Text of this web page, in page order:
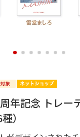
1 2 3 4 5 6 7
年記念 トレー
）